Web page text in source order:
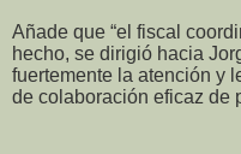
Añade que “el fiscal
hecho, se dirigió hacia
fuertemente la atención y
de colaboración eficaz de